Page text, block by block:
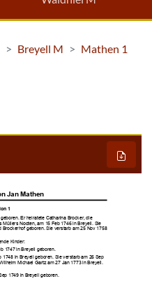
Breyell M Mathen 1








